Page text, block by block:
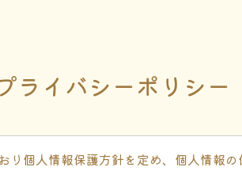
ライバシーポリシー
個人情報保護方針を定め、個人情報